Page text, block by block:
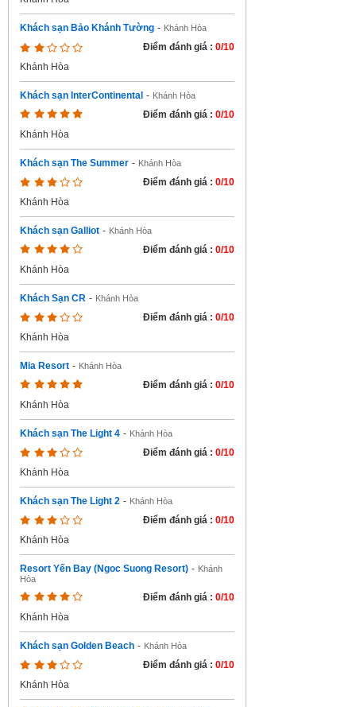
Khách sạn Bảo Khánh Tường - Khánh Hòa
Điểm đánh giá : 0/10
Khánh Hòa
Khách sạn InterContinental - Khánh Hòa
Điểm đánh giá : 0/10
Khánh Hòa
Khách sạn The Summer - Khánh Hòa
Điểm đánh giá : 0/10
Khánh Hòa
Khách sạn Galliot - Khánh Hòa
Điểm đánh giá : 0/10
Khánh Hòa
Khách Sạn CR - Khánh Hòa
Điểm đánh giá : 0/10
Khánh Hòa
Mia Resort - Khánh Hòa
Điểm đánh giá : 0/10
Khánh Hòa
Khách sạn The Light 4 - Khánh Hòa
Điểm đánh giá : 0/10
Khánh Hòa
Khách sạn The Light 2 - Khánh Hòa
Điểm đánh giá : 0/10
Khánh Hòa
Resort Yến Bay (Ngoc Suong Resort) - Khánh
Hòa
Điểm đánh giá : 0/10
Khánh Hòa
Khách sạn Golden Beach - Khánh Hòa
Điểm đánh giá : 0/10
Khánh Hòa